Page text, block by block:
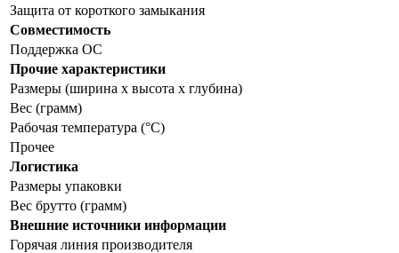
Защита от короткого замыкания
Совместимость
Поддержка ОС
Прочие характеристики
Размеры (ширина x высота x глубина)
Вес (грамм)
Рабочая температура (°C)
Прочее
Логистика
Размеры упаковки
Вес брутто (грамм)
Внешние источники информации
Горячая линия производителя